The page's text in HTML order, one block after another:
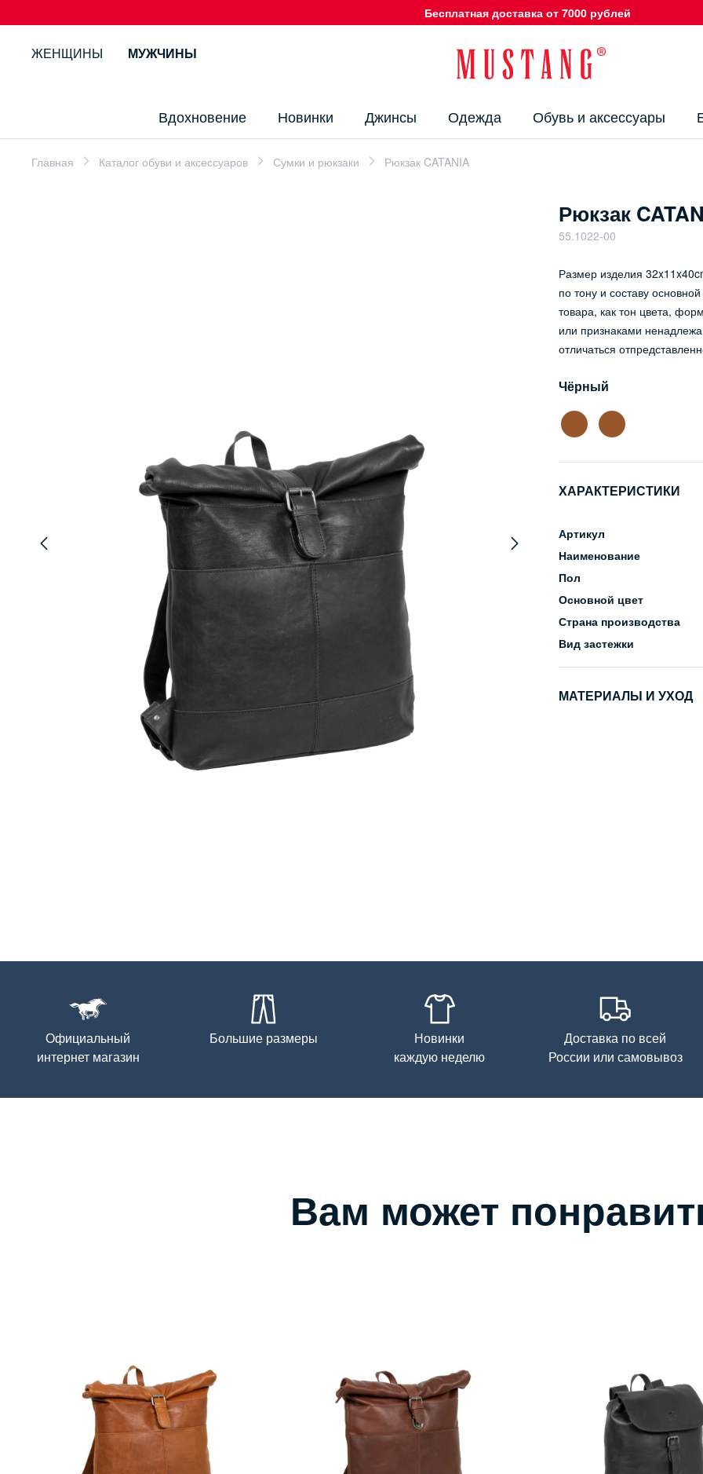
Бесплатная доставка от 7000 рублей
ЖЕНЩИНЫ МУЖЧИНЫ
Вдохновение Новинки Джинсы Одежда Обувь и аксессуары
Главная Каталог обуви и аксессуаров Сумки и рюкзаки Рюкзак CATANIA
Рюкзак
55.1022-00
Размер изделия
по тону и составу
товара, как тон цвета,
или признаками
отличаться
Чёрный
ХАРАКТЕРИСТИКИ
Артикул
Наименование
Пол
Основной цвет
Страна производства
Вид застежки
МАТЕРИАЛЫ И УХОД
Официальный
интернет магазин
Большие размеры
Новинки
каждую неделю
Доставка по всей
России или самовывоз
Вам может